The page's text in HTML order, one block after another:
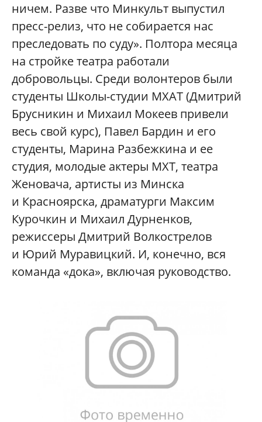
ничем. Разве что Минкульт выпустил
пресс-релиз, что не собирается нас
преследовать по суду». Полтора месяца
на стройке театра работали
добровольцы. Среди волонтеров были
студенты Школы-студии МХАТ (Дмитрий
Брусникин и Михаил Мокеев привели
весь свой курс), Павел Бардин и его
студенты, Марина Разбежкина и ее
студия, молодые актеры МХТ, театра
Женовача, артисты из Минска
и Красноярска, драматурги Максим
Курочкин и Михаил Дурненков,
режиссеры Дмитрий Волкострелов
и Юрий Муравицкий. И, конечно, вся
команда «дока», включая руководство.